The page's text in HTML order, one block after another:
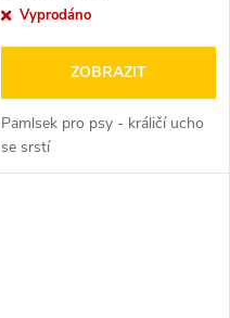
cena:Vyprodáno
ZOBRAZIT
Pamlsek pro psy - králičí ucho
se srstí